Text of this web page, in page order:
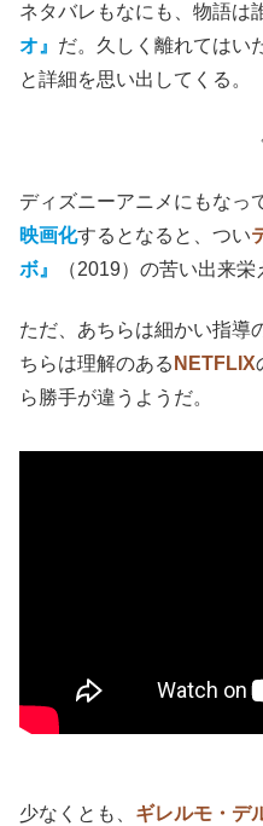
ネタバレもなにも、物語は
オ』 だ。久しく離れてはい
と詳細を思い出してくる。
ディズニーアニメにもなっ
映画化するとなると、つい
ボ』
（2019）の苦い出来栄
ただ、あちらは細かい指導
ちらは理解のある NETFLIX
ら勝手が違うようだ。
少なくとも、 ギレルモ・デ